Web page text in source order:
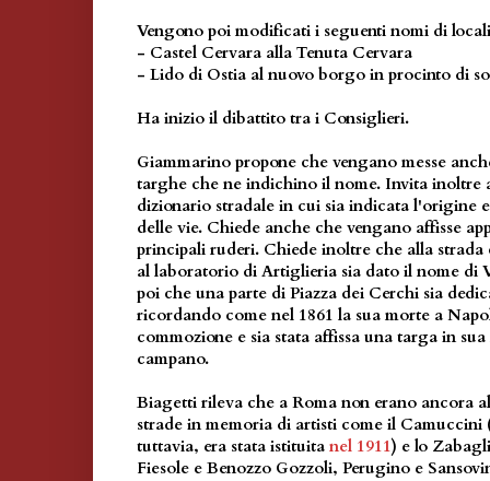
Vengono poi modificati i seguenti nomi di
- Castel Cervara alla Tenuta Cervara
- Lido di Ostia al nuovo borgo in procinto di
Ha inizio il dibattito tra i Consiglieri.
Giammarino propone che vengano messe
targhe che ne indichino il nome. Invita inoltre
dizionario stradale in cui sia indicata l'origine
delle vie. Chiede anche che vengano affisse
principali ruderi. Chiede inoltre che alla strada
al laboratorio di Artiglieria sia dato il nome di
poi che una parte di Piazza dei Cerchi sia
ricordando come nel 1861 la sua morte a
commozione e sia stata affissa una targa in
campano.
Biagetti rileva che a Roma non erano ancora
strade in memoria di artisti come il
tuttavia, era stata istituita nel 1911) e lo
Fiesole e Benozzo Gozzoli, Perugino e